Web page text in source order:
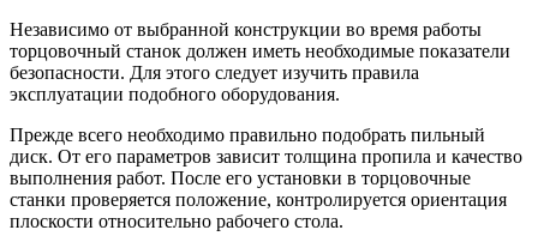
Независимо от выбранной конструкции во время работы
торцовочный станок должен иметь необходимые показатели
безопасности. Для этого следует изучить правила
эксплуатации подобного оборудования.
Прежде всего необходимо правильно подобрать пильный
диск. От его параметров зависит толщина пропила и качество
выполнения работ. После его установки в торцовочные
станки проверяется положение, контролируется ориентация
плоскости относительно рабочего стола.